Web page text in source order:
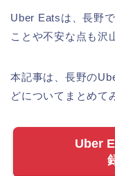
Uber Eatsは、長野
ことや不安な点も沢
本記事は、長野の
どについてまとめて
Uber